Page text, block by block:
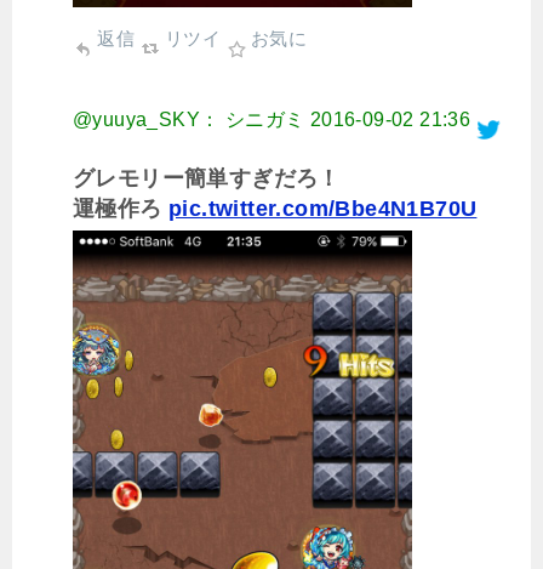
返信 リツイ お気に
@yuuya_SKY： シニガミ 2016-09-02 21:36
グレモリー簡単すぎだろ！
運極作ろ pic.twitter.com/Bbe4N1B70U